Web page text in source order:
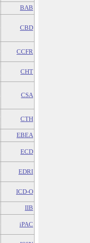
BAB
CBD
CCFR
CHT
CSA
CTH
EBEA
ECD
EDRI
ICD-O
IIB
iPAC